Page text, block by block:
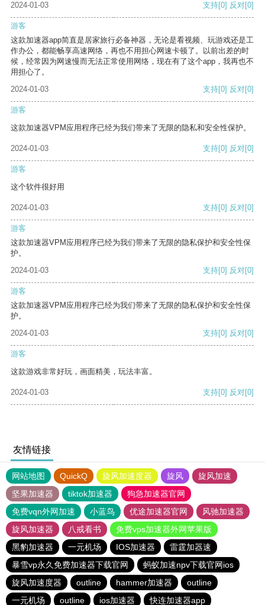
2024-01-03
支持[0] 反对[0]
游客
这款加速器app简直是居家旅行必备神器，无论是看视频、玩游戏还是工
作办公，都能畅享高速网络，再也不用担心网速卡顿了。以前出差的时
候，经常因为网速慢而无法正常使用网络，现在有了这个app，我再也不
用担心了。
2024-01-03
支持[0] 反对[0]
游客
这款加速器VPM应用程序已经为我们带来了无限的隐私和安全性保护。
2024-01-03 支持[0] 反对[0]
游客
这个软件很好用
2024-01-03 支持[0] 反对[0]
游客
这款加速器VPM应用程序已经为我们带来了无限的隐私保护和安全性保
护。
2024-01-03
支持[0] 反对[0]
游客
这款加速器VPM应用程序已经为我们带来了无限的隐私保护和安全性保
护。
2024-01-03
支持[0] 反对[0]
游客
这款游戏非常好玩，画面精美，玩法丰富。
2024-01-03 支持[0] 反对[0]
友情链接
网站地图 QuickQ 旋风加速度器 旋风
旋风加速
坚果加速器
tiktok加速器
狗急加速器官网
免费vqn外网加速
小蓝鸟 优途加速器官网
风驰加速器
旋风加速器
八戒看书
免费vps加速器外网苹果版
黑豹加速器
一元机场 IOS加速器
雷霆加器速
暴雪vp永久免费加速器下载官网
蚂蚁加速npv下载官网ios
旋风加速度器
outline hammer加速器
outline
一元机场
outline ios加速器 快连加速器app